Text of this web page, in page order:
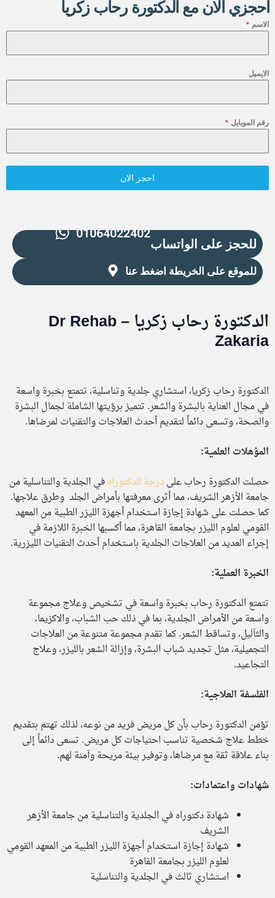
احجزي الان مع الدكتورة رحاب زكريا
الاسم *
الايميل
رقم الموبايل *
احجز الان
للحجز على الواتساب
01064022402
للموقع على الخريطة اضغط عنا
الدكتورة رحاب زكريا – Dr Rehab
Zakaria
الدكتورة رحاب زكريا، استشاري جلدية وتناسلية، تتمتع بخبرة واسعة
في مجال العناية بالبشرة والشعر. تتميز برؤيتها الشاملة لجمال البشرة
والصحة، وتسعى دائماً لتقديم أحدث العلاجات والتقنيات لمرضاها.
المؤهلات العلمية:
حصلت الدكتورة رحاب علىدرجة الدكتوراهفي الجلدية والتناسلية من
جامعة الأزهر الشريف، مما أثرى معرفتها بأمراض الجلد وطرق علاجها.
كما حصلت على شهادة إجازة استخدام أجهزة الليزر الطبية من المعهد
القومي لعلوم الليزر بجامعة القاهرة، مما أكسبها الخبرة اللازمة في
إجراء العديد من العلاجات الجلدية باستخدام أحدث التقنيات الليزرية.
الخبرة العملية:
تتمتع الدكتورة رحاب بخبرة واسعة في تشخيص وعلاج مجموعة
واسعة من الأمراض الجلدية، بما في ذلك حب الشباب، والاكزيما،
والثآليل، وتساقط الشعر. كما تقدم مجموعة متنوعة من العلاجات
التجميلية، مثل تجديد شباب البشرة، وإزالة الشعر بالليزر، وعلاج
التجاعيد.
الفلسفة العلاجية:
تؤمن الدكتورة رحاب بأن كل مريض فريد من نوعه، لذلك تهتم بتقديم
خطط علاج شخصية تناسب احتياجات كل مريض. تسعى دائماً إلى
بناء علاقة ثقة مع مرضاها، وتوفير بيئة مريحة وآمنة لهم.
شهادات واعتمادات:
شهادة دكتوراه في الجلدية والتناسلية من جامعة الأزهر
الشريف
شهادة إجازة استخدام أجهزة الليزر الطبية من المعهد القومي
لعلوم الليزر بجامعة القاهرة
استشاري ثالث في الجلدية والتناسلية